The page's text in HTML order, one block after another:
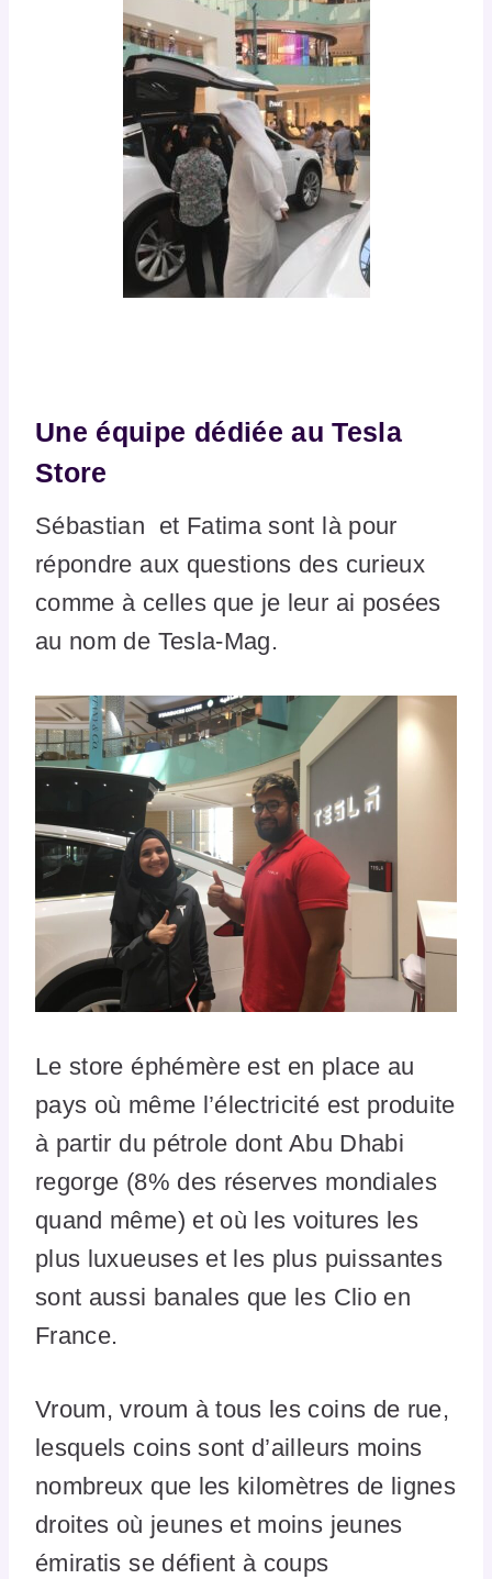
Une équipe dédiée au Tesla
Store
Sébastian et Fatima sont là pour
répondre aux questions des curieux
comme à celles que je leur ai posées
au nom de Tesla-Mag.
Le store éphémère est en place au
pays où même l’électricité est produite
à partir du pétrole dont Abu Dhabi
regorge (8% des réserves mondiales
quand même) et où les voitures les
plus luxueuses et les plus puissantes
sont aussi banales que les Clio en
France.
Vroum, vroum à tous les coins de rue,
lesquels coins sont d’ailleurs moins
nombreux que les kilomètres de lignes
droites où jeunes et moins jeunes
émiratis se défient à coups